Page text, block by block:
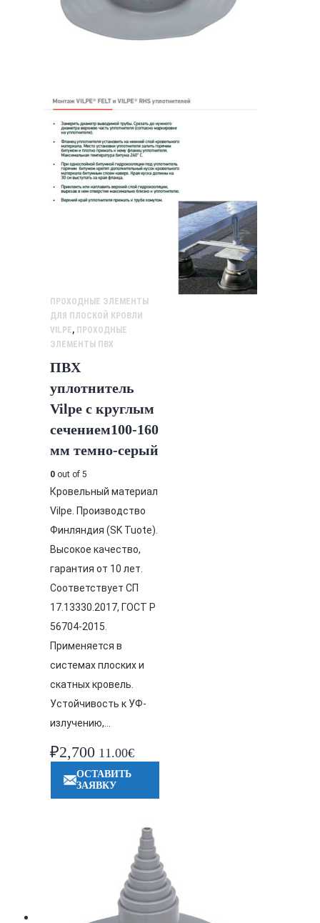
ПРОХОДНЫЕ ЭЛЕМЕНТЫ
ДЛЯ ПЛОСКОЙ КРОВЛИ
VILPE, ПРОХОДНЫЕ
ЭЛЕМЕНТЫ ПВХ
ПВХ
уплотнитель
Vilpe с круглым
сечением100-160
мм темно-серый
0 out of 5
Кровельный материал
Vilpe. Производство
Финляндия (SK Tuote).
Высокое качество,
гарантия от 10 лет.
Соответствует СП
17.13330.2017, ГОСТ Р
56704-2015.
Применяется в
системах плоских и
скатных кровель.
Устойчивость к УФ-
излучению,…
₽2,700 11.00€
ОСТАВИТЬ
ЗАЯВКУ